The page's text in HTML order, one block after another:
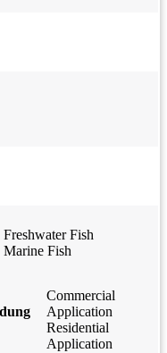
Freshwater Fish
Marine Fish
Commercial
Application
Residential
Application